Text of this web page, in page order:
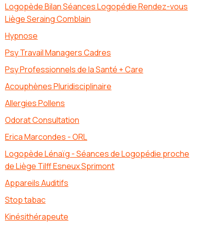
Logopède Bilan Séances Logopédie Rendez-vous
Liège Seraing Comblain
Hypnose
Psy Travail Managers Cadres
Psy Professionnels de la Santé + Care
Acouphènes Pluridisciplinaire
Allergies Pollens
Odorat Consultation
Erica Marcondes - ORL
Logopède Lénaïg - Séances de Logopédie proche
de Liège Tilff Esneux Sprimont
Appareils Auditifs
Stop tabac
Kinésithérapeute